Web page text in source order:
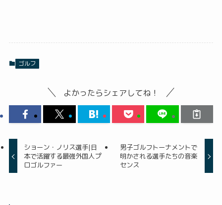
ゴルフ
よかったらシェアしてね！
ショーン・ノリス選手|日
本で活躍する最強外国人プ
ロゴルファー
男子ゴルフトーナメントで
明かされる選手たちの音楽
センス